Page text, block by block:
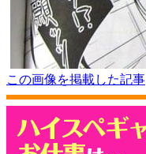
この画像を掲載した記事